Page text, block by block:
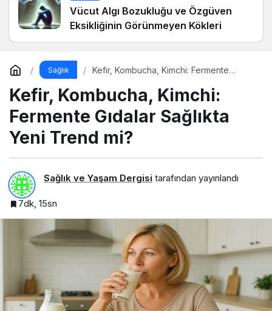
Vücut Algı Bozukluğu ve Özgüven
Eksikliğinin Görünmeyen Kökleri
Sağlık
Kefir, Kombucha, Kimchi: Fermente
Kefir, Kombucha, Kimchi:
Fermente Gıdalar Sağlıkta
Yeni Trend mi?
Sağlık ve Yaşam Dergisi tarafından yayınlandı
7dk, 15sn